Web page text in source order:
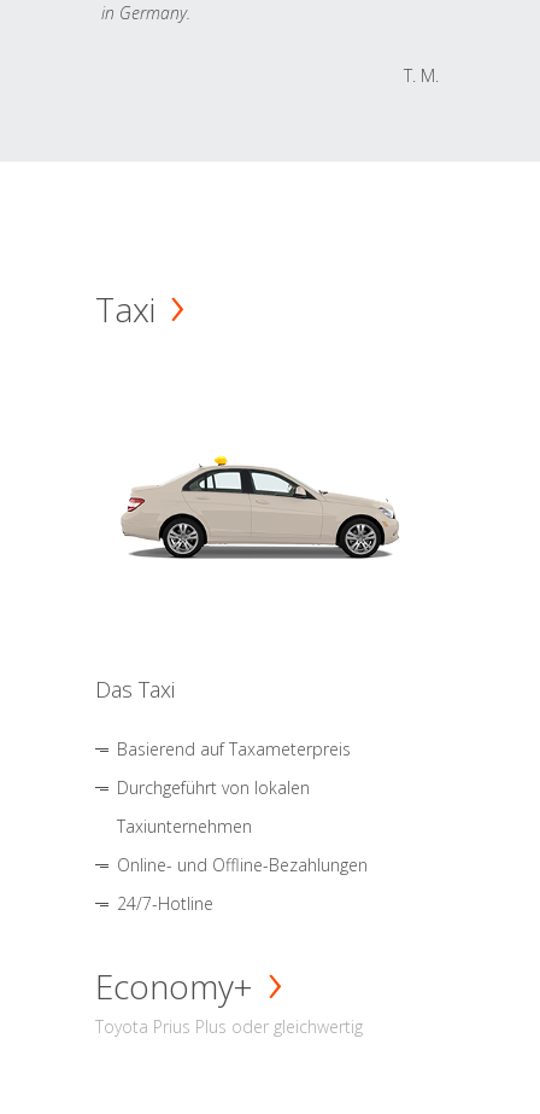
in Germany.
T. M.
Taxi
Das Taxi
Basierend auf Taxameterpreis
Durchgeführt von lokalen
Taxiunternehmen
Online- und Offline-Bezahlungen
24/7-Hotline
Economy+
Toyota Prius Plus oder gleichwertig